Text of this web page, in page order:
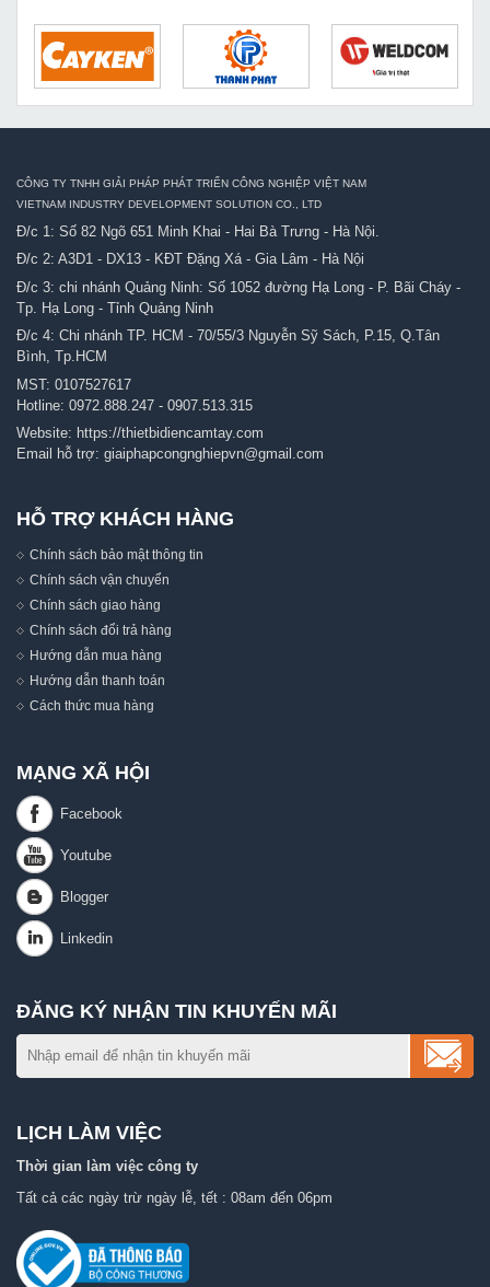
CÔNG TY TNHH GIẢI PHÁP PHÁT TRIỂN CÔNG NGHIỆP VIỆT NAM
VIETNAM INDUSTRY DEVELOPMENT SOLUTION CO., LTD
Đ/c 1: Số 82 Ngõ 651 Minh Khai - Hai Bà Trưng - Hà Nội.
Đ/c 2: A3D1 - DX13 - KĐT Đặng Xá - Gia Lâm - Hà Nội
Đ/c 3: chi nhánh Quảng Ninh: Số 1052 đường Hạ Long - P. Bãi Cháy -
Tp. Hạ Long - Tỉnh Quảng Ninh
Đ/c 4: Chi nhánh TP. HCM - 70/55/3 Nguyễn Sỹ Sách, P.15, Q.Tân
Bình, Tp.HCM
MST: 0107527617
Hotline: 0972.888.247 - 0907.513.315
Website: https://thietbidiencamtay.com
Email hỗ trợ: giaiphapcongnghiepvn@gmail.com
HỖ TRỢ KHÁCH HÀNG
Chính sách bảo mật thông tin
Chính sách vận chuyển
Chính sách giao hàng
Chính sách đổi trả hàng
Hướng dẫn mua hàng
Hướng dẫn thanh toán
Cách thức mua hàng
MẠNG XÃ HỘI
ĐĂNG KÝ NHẬN TIN KHUYẾN MÃI
LỊCH LÀM VIỆC
Thời gian làm việc công ty
Tất cả các ngày trừ ngày lễ, tết : 08am đến 06pm